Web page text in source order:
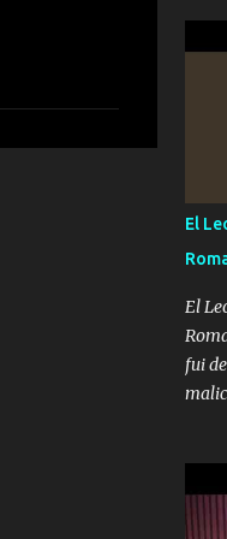
por el
al
hay
salta
NOS
SIGA
El
El
fui